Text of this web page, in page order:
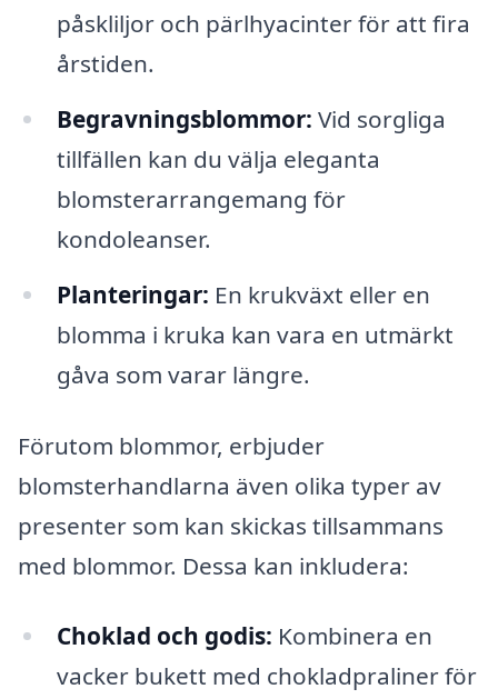
påskliljor och pärlhyacinter för att fira
årstiden.
Begravningsblommor: Vid sorgliga
tillfällen kan du välja eleganta
blomsterarrangemang för
kondoleanser.
Planteringar: En krukväxt eller en
blomma i kruka kan vara en utmärkt
gåva som varar längre.
Förutom blommor, erbjuder
blomsterhandlarna även olika typer av
presenter som kan skickas tillsammans
med blommor. Dessa kan inkludera:
Choklad och godis: Kombinera en
vacker bukett med chokladpraliner för